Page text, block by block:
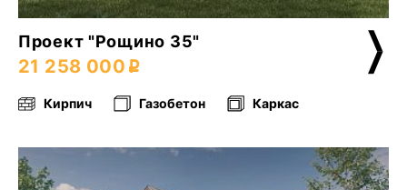
Проект "Рощино 35"
21 258 000
Кирпич Газобетон Каркас